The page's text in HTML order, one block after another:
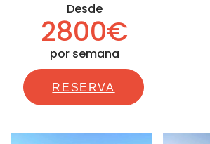
Desde
2800€
por semana
RESERVA